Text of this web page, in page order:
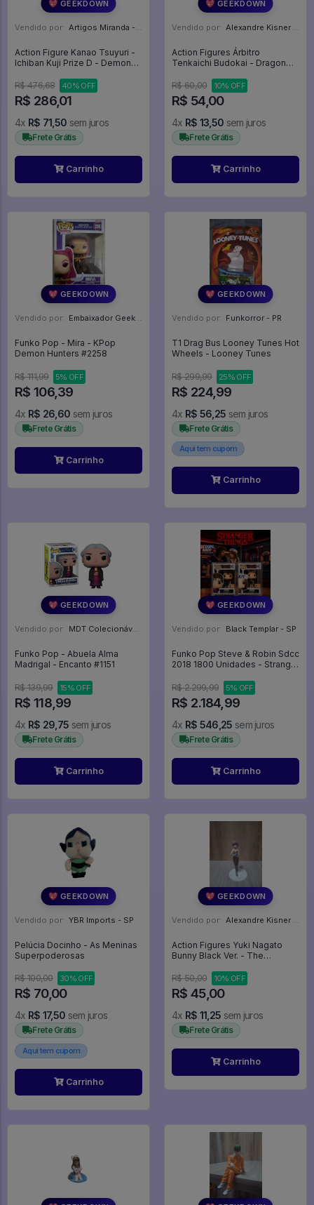
💖 GEEKDOWN
Vendido por: Artigos Miranda - RJ
Action Figure Kanao Tsuyuri -
Ichiban Kuji Prize D - Demon
R$ 476,68
40% OFF
R$ 286,01
4x R$ 71,50 sem juros
Frete Grátis
Carrinho
💖 GEEKDOWN
Vendido por: Alexandre Kisner - PR
Action Figures Árbitro
Tenkaichi Budokai - Dragon
R$ 60,00
10% OFF
R$ 54,00
4x R$ 13,50 sem juros
Frete Grátis
Carrinho
💖 GEEKDOWN
Vendido por: Embaixador Geek - SP
Funko Pop - Mira - KPop
Demon Hunters #2258
R$ 111,99 5% OFF
R$ 106,39
4x R$ 26,60 sem juros
Frete Grátis
Carrinho
💖 GEEKDOWN
Vendido por: Funkorror - PR
T1 Drag Bus Looney Tunes Hot
Wheels - Looney Tunes
R$ 299,99 25% OFF
R$ 224,99
4x R$ 56,25 sem juros
Frete Grátis
Aqui tem cupom
Carrinho
💖 GEEKDOWN
Vendido por: MDT Colecionáveis - DF
Funko Pop - Abuela Alma
Madrigal - Encanto #1151
R$ 139,99 15% OFF
R$ 118,99
4x R$ 29,75 sem juros
Frete Grátis
Carrinho
💖 GEEKDOWN
Vendido por: Black Templar - SP
Funko Pop Steve & Robin Sdcc
2018 1800 Unidades - Stranger
R$ 2.299,99
5% OFF
R$ 2.184,99
4x R$ 546,25 sem juros
Frete Grátis
Carrinho
💖 GEEKDOWN
Vendido por: YBR Imports - SP
Pelúcia Docinho - As Meninas
Superpoderosas
R$ 100,00 30% OFF
R$ 70,00
4x R$ 17,50 sem juros
Frete Grátis
Aqui tem cupom
Carrinho
💖 GEEKDOWN
Vendido por: Alexandre Kisner - PR
Action Figures Yuki Nagato
Bunny Black Ver. - The
Suzumiya
R$ 50,00 10% OFF
R$ 45,00
4x R$ 11,25 sem juros
Frete Grátis
Carrinho